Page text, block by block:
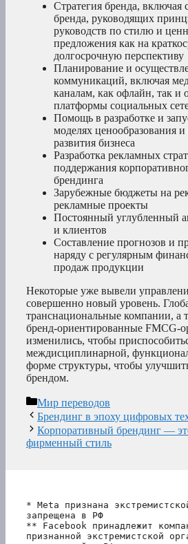
Стратегия бренда, включая
бренда, руководящих
руководств по стилю и
предложения как на
долгосрочную перспективу
Планирование и
коммуникаций, включая
каналам, как офлайн, так и
платформы социальных
Помощь в разработке и
моделях ценообразования
развития бизнеса
Разработка рекламных
поддержания
брендинга
Зарубежные бюджеты на
рекламные проекты
Постоянный углубленный
и клиентов
Составление прогнозов и
наряду с регулярным
продаж продукции
Некоторые уже вывели
совершенно новый уровень.
транснациональные компании, а
бренд-ориентированные FMCG-
изменились, чтобы
междисциплинарной,
форме структуры, чтобы
брендом.
Рубрики
Мир переводов
Брендинг в эпоху цифровых
Корпоративный брендинг —
фирменный стиль
* Meta признана
запрещена в РФ
** Facebook принадлежит
признанной экстремистской